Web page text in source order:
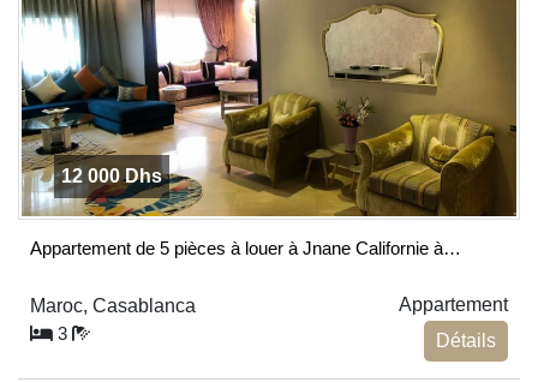
12 000 Dhs
Appartement de 5 pièces à louer à Jnane Californie à…
Maroc, Casablanca
Appartement
3
Détails